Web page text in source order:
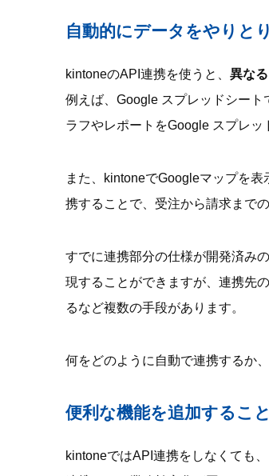
自動的にデータをやりと
kintoneのAPI連携を使うと、 異な
例えば、Google スプレッドシー
ラフやレポートをGoogle スプレッ
また、kintoneでGoogleマップを
携することで、受注から請求まで
すでに連携部分の仕様が開発済み
現することができますが、連携先
るなど複数の手段があります。
何をどのように自動で連携するか
便利な機能を追加するこ
kintoneではAPI連携をしなくても